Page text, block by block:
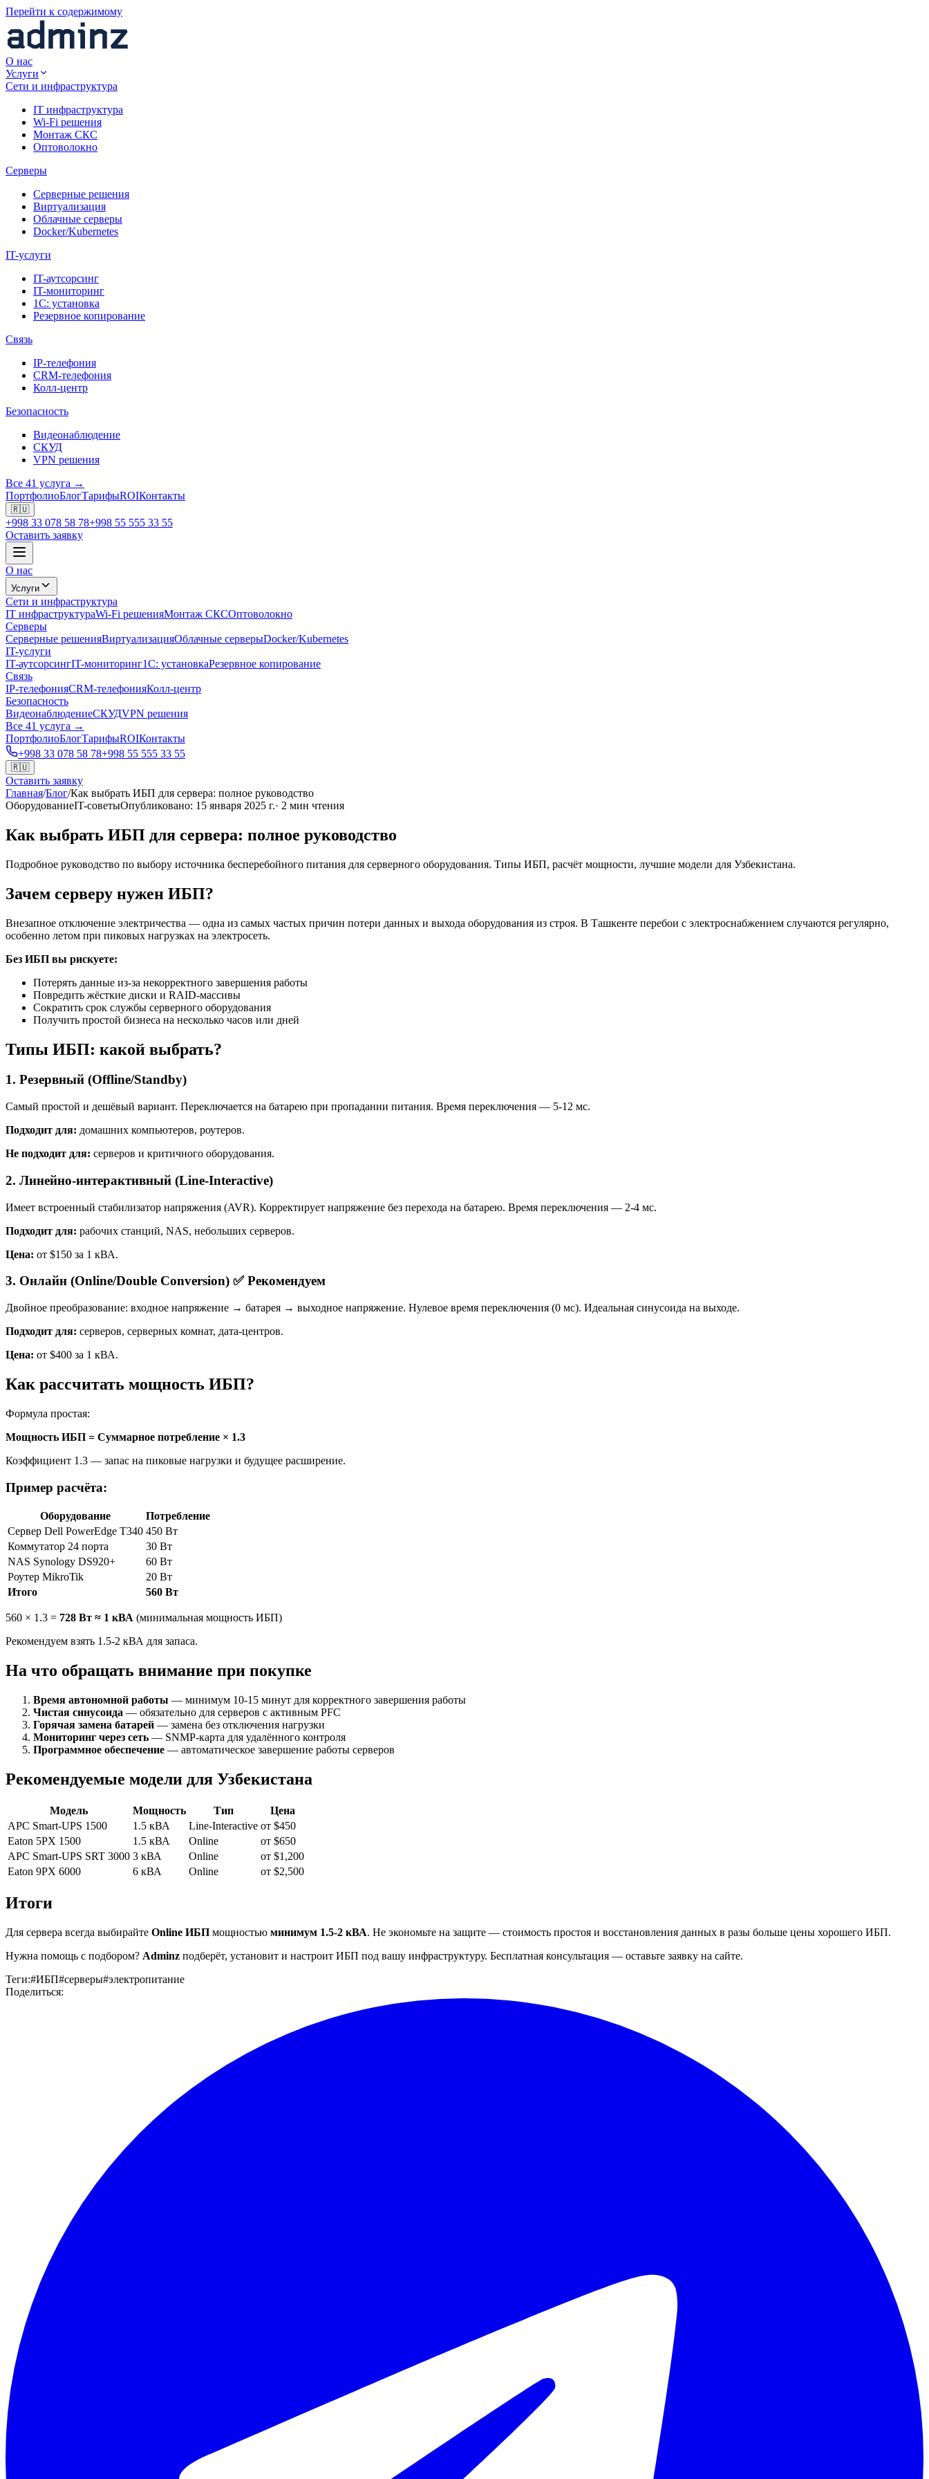
Перейти к содержимому
О нас
Услуги
Сети и инфраструктура
IT инфраструктура
Wi-Fi решения
Монтаж СКС
Оптоволокно
Серверы
Серверные решения
Виртуализация
Облачные серверы
Docker/Kubernetes
IT-услуги
IT-аутсорсинг
IT-мониторинг
1С: установка
Резервное копирование
Связь
IP-телефония
CRM-телефония
Колл-центр
Безопасность
Видеонаблюдение
СКУД
VPN решения
Все 41 услуга →
ПортфолиоБлогТарифыROIКонтакты
🇷🇺
+998 33 078 58 78+998 55 555 33 55
Оставить заявку
О нас
Услуги
Сети и инфраструктура
IT инфраструктураWi-Fi решенияМонтаж СКСОптоволокно
Серверы
Серверные решенияВиртуализацияОблачные серверыDocker/Kubernetes
IT-услуги
IT-аутсорсингIT-мониторинг1С: установкаРезервное копирование
Связь
IP-телефонияCRM-телефонияКолл-центр
Безопасность
ВидеонаблюдениеСКУДVPN решения
Все 41 услуга →
ПортфолиоБлогТарифыROIКонтакты
+998 33 078 58 78+998 55 555 33 55
🇷🇺
Оставить заявку
Главная/Блог/Как выбрать ИБП для сервера: полное руководство
ОборудованиеIT-советыОпубликовано: 15 января 2025 г.· 2 мин чтения
Как выбрать ИБП для сервера: полное руководство
Подробное руководство по выбору источника бесперебойного питания для серверного оборудования. Типы ИБП, расчёт мощности, лучшие модели для Узбекистана.
Зачем серверу нужен ИБП?
Внезапное отключение электричества — одна из самых частых причин потери данных и выхода оборудования из строя. В Ташкенте перебои с электроснабжением случаются регулярно,
особенно летом при пиковых нагрузках на электросеть.
Без ИБП вы рискуете:
Потерять данные из-за некорректного завершения работы
Повредить жёсткие диски и RAID-массивы
Сократить срок службы серверного оборудования
Получить простой бизнеса на несколько часов или дней
Типы ИБП: какой выбрать?
1. Резервный (Offline/Standby)
Самый простой и дешёвый вариант. Переключается на батарею при пропадании питания. Время переключения — 5-12 мс.
Подходит для: домашних компьютеров, роутеров.
Не подходит для: серверов и критичного оборудования.
2. Линейно-интерактивный (Line-Interactive)
Имеет встроенный стабилизатор напряжения (AVR). Корректирует напряжение без перехода на батарею. Время переключения — 2-4 мс.
Подходит для: рабочих станций, NAS, небольших серверов.
Цена: от $150 за 1 кВА.
3. Онлайн (Online/Double Conversion) ✅ Рекомендуем
Двойное преобразование: входное напряжение → батарея → выходное напряжение. Нулевое время переключения (0 мс). Идеальная синусоида на выходе.
Подходит для: серверов, серверных комнат, дата-центров.
Цена: от $400 за 1 кВА.
Как рассчитать мощность ИБП?
Формула простая:
Мощность ИБП = Суммарное потребление × 1.3
Коэффициент 1.3 — запас на пиковые нагрузки и будущее расширение.
Пример расчёта:
Оборудование
Потребление
Сервер Dell PowerEdge T340 450 Вт
Коммутатор 24 порта
30 Вт
NAS Synology DS920+
60 Вт
Роутер MikroTik
20 Вт
Итого
560 Вт
560 × 1.3 = 728 Вт ≈ 1 кВА (минимальная мощность ИБП)
Рекомендуем взять 1.5-2 кВА для запаса.
На что обращать внимание при покупке
Время автономной работы — минимум 10-15 минут для корректного завершения работы
Чистая синусоида — обязательно для серверов с активным PFC
Горячая замена батарей — замена без отключения нагрузки
Мониторинг через сеть — SNMP-карта для удалённого контроля
Программное обеспечение — автоматическое завершение работы серверов
Рекомендуемые модели для Узбекистана
Модель Мощность Тип
Цена
APC Smart-UPS 1500
1.5 кВА Line-Interactive от $450
Eaton 5PX 1500
1.5 кВА Online
от $650
APC Smart-UPS SRT 3000 3 кВА Online
от $1,200
Eaton 9PX 6000
6 кВА Online от $2,500
Итоги
Для сервера всегда выбирайте Online ИБП мощностью минимум 1.5-2 кВА. Не экономьте на защите — стоимость простоя и восстановления данных в разы больше цены хорошего ИБП.
Нужна помощь с подбором? Adminz подберёт, установит и настроит ИБП под вашу инфраструктуру. Бесплатная консультация — оставьте заявку на сайте.
Теги:#ИБП#серверы#электропитание
Поделиться: